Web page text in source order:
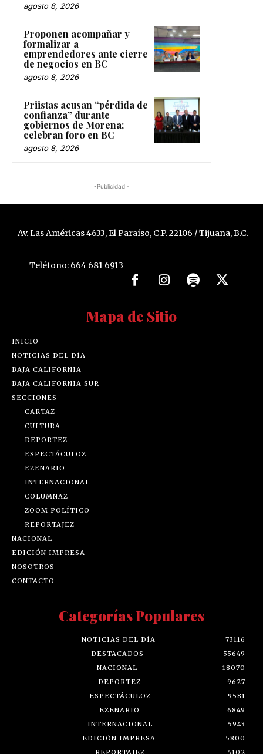
agosto 8, 2026
Proponen acompañar y
formalizar a
emprendedores ante cierre
de negocios en BC
agosto 8, 2026
Priistas acusan “pérdida de
confianza” durante
gobiernos de Morena;
celebran foro en BC
agosto 8, 2026
-Publicidad -
Av. Las Américas 4633, El Paraíso, C.P. 22106 / Tijuana, B.C.
Teléfono: 664 681 6913
Mapa de Sitio
INICIO
NOTICIAS DEL DÍA
BAJA CALIFORNIA
BAJA CALIFORNIA SUR
SECCIONES
CARTAZ
CULTURA
DEPORTEZ
ESPECTÁCULOZ
EZENARIO
INTERNACIONAL
COLUMNAZ
ZOOM POLÍTICO
REPORTAJEZ
NACIONAL
EDICIÓN IMPRESA
NOSOTROS
CONTACTO
Categorías Populares
NOTICIAS DEL DÍA
73116
DESTACADOS
55649
NACIONAL
18070
DEPORTEZ
9627
ESPECTÁCULOZ
9581
EZENARIO
6849
INTERNACIONAL
5943
EDICIÓN IMPRESA
5800